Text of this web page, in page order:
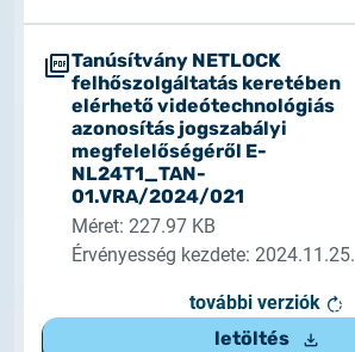
Tanúsítvány NETLOCK
felhőszolgáltatás keretében
elérhető videótechnológiás
azonosítás jogszabályi
megfelelőségéről E-
NL24T1_TAN-
01.VRA/2024/021
Méret: 227.97 KB
Érvényesség kezdete: 2024.11.25.
további verziók
letöltés